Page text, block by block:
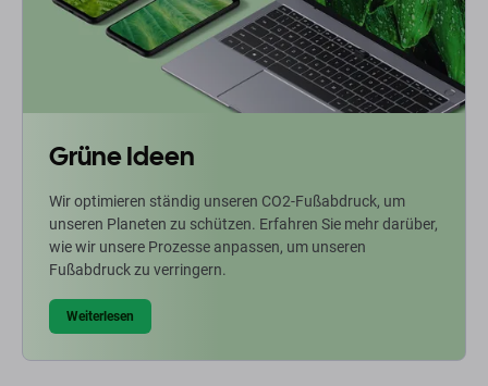
Grüne Ideen
Wir optimieren ständig unseren CO2-Fußabdruck, um
unseren Planeten zu schützen. Erfahren Sie mehr darüber,
wie wir unsere Prozesse anpassen, um unseren
Fußabdruck zu verringern.
Weiterlesen